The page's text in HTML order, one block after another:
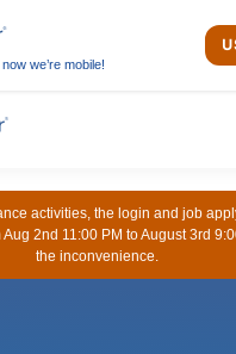
we’re mobile!
activities, the login and job
2nd 11:00 PM to August 3rd
the inconvenience.